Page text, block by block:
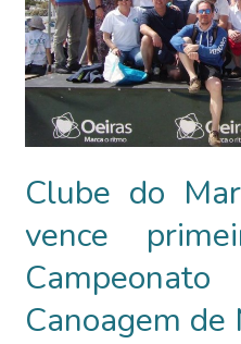
Clube do
vence
Canoagem de